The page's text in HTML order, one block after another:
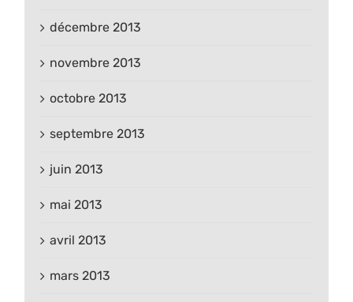
décembre 2013
novembre 2013
octobre 2013
septembre 2013
juin 2013
mai 2013
avril 2013
mars 2013